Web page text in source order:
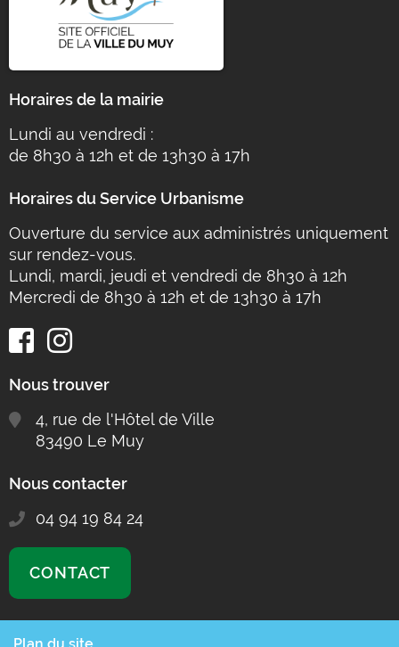
Horaires de la mairie
Lundi au vendredi :
de 8h30 à 12h et de 13h30 à 17h
Horaires du Service Urbanisme
Ouverture du service aux administrés uniquement
sur rendez-vous.
Lundi, mardi, jeudi et vendredi de 8h30 à 12h
Mercredi de 8h30 à 12h et de 13h30 à 17h
Nous trouver
4, rue de l'Hôtel de Ville
83490 Le Muy
Nous contacter
04 94 19 84 24
CONTACT